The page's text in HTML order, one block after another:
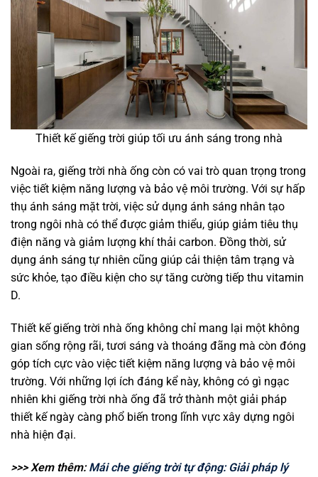
Thiết kế giếng trời giúp tối ưu ánh sáng trong nhà
Ngoài ra, giếng trời nhà ống còn có vai trò quan trọng trong
việc tiết kiệm năng lượng và bảo vệ môi trường. Với sự hấp
thụ ánh sáng mặt trời, việc sử dụng ánh sáng nhân tạo
trong ngôi nhà có thể được giảm thiểu, giúp giảm tiêu thụ
điện năng và giảm lượng khí thải carbon. Đồng thời, sử
dụng ánh sáng tự nhiên cũng giúp cải thiện tâm trạng và
sức khỏe, tạo điều kiện cho sự tăng cường tiếp thu vitamin
D.
Thiết kế giếng trời nhà ống không chỉ mang lại một không
gian sống rộng rãi, tươi sáng và thoáng đãng mà còn đóng
góp tích cực vào việc tiết kiệm năng lượng và bảo vệ môi
trường. Với những lợi ích đáng kể này, không có gì ngạc
nhiên khi giếng trời nhà ống đã trở thành một giải pháp
thiết kế ngày càng phổ biến trong lĩnh vực xây dựng ngôi
nhà hiện đại.
>>> Xem thêm:Mái che giếng trời tự động: Giải pháp lý